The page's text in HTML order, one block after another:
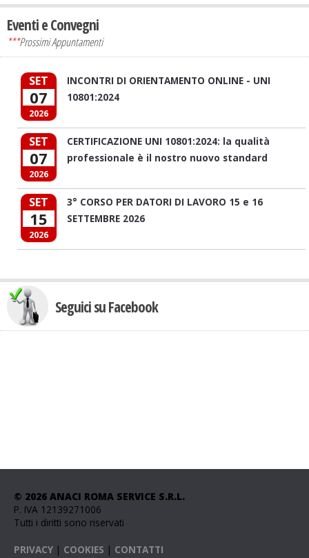
Eventi e Convegni
***Prossimi Appuntamenti
SET
07
2026
INCONTRI DI ORIENTAMENTO ONLINE - UNI
10801:2024
SET
07
2026
CERTIFICAZIONE UNI 10801:2024: la qualità
professionale è il nostro nuovo standard
SET
15
2026
3° CORSO PER DATORI DI LAVORO 15 e 16
SETTEMBRE 2026
Seguici su Facebook
© 2026 ANACI ROMA SERVICE S.R.L.
P. IVA 12139271006
Tutti i diritti sono riservati
PRIVACY | COOKIES | CONTATTI